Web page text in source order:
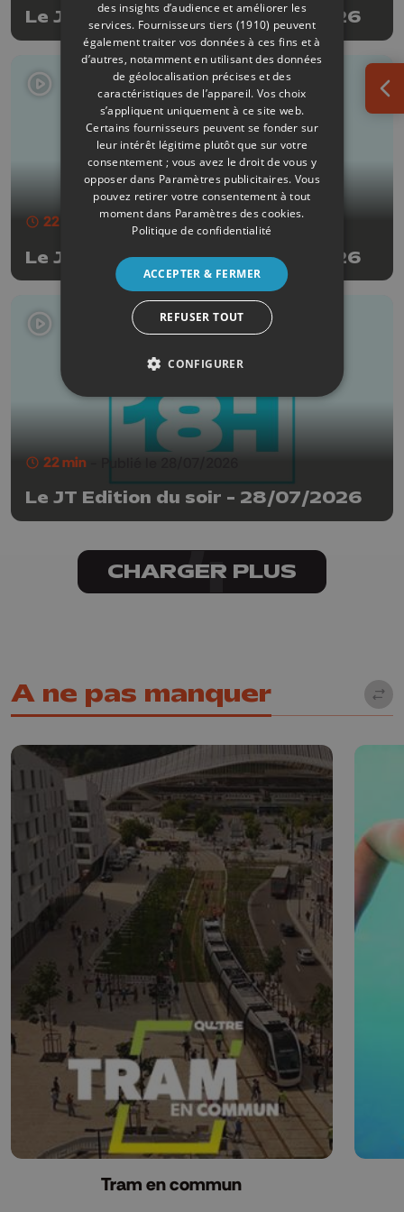
Le JT Edition du soir - 30/07/2026
22 min - Publié le 29/07/2026
Le JT Edition du soir - 29/07/2026
22 min
Le JT Edition du soir - 28/07/2026
CHARGER PLUS
A ne pas manquer
Tram en commun
des insights d’audience et améliorer les
services. Fournisseurs tiers (1910) peuvent
également traiter vos données à ces fins et à
d’autres, notamment en utilisant des données
de géolocalisation précises et des
caractéristiques de l’appareil. Vos choix
s’appliquent uniquement à ce site web.
Certains fournisseurs peuvent se fonder sur
leur intérêt légitime plutôt que sur votre
consentement ; vous avez le droit de vous y
opposer dans Paramètres publicitaires. Vous
pouvez retirer votre consentement à tout
moment dans Paramètres des cookies.
Politique de confidentialité
ACCEPTER & FERMER
REFUSER TOUT
CONFIGURER